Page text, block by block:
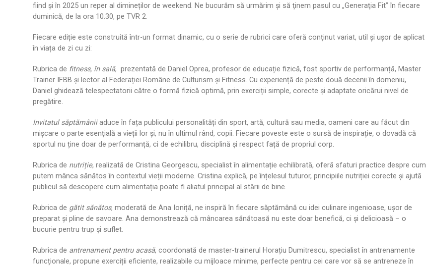
fiind şi în 2025 un reper al dimineților de weekend. Ne bucurăm să urmărim şi să ţinem pasul cu „Generaţia Fit” în fiecare
duminică, de la ora 10.30, pe TVR 2.
Fiecare ediție este construită într-un format dinamic, cu o serie de rubrici care oferă conținut variat, util și ușor de aplicat
în viața de zi cu zi:
Rubrica de fitness, în sală, prezentată de Daniel Oprea, profesor de educație fizică, fost sportiv de performanță, Master
Trainer IFBB și lector al Federației Române de Culturism și Fitness. Cu experiență de peste două decenii în domeniu,
Daniel ghidează telespectatorii către o formă fizică optimă, prin exerciții simple, corecte și adaptate oricărui nivel de
pregătire.
Invitatul săptămâniiaduce în fața publicului personalități din sport, artă, cultură sau media, oameni care au făcut din
mișcare o parte esențială a vieții lor şi, nu în ultimul rând, copii. Fiecare poveste este o sursă de inspirație, o dovadă că
sportul nu ține doar de performanță, ci de echilibru, disciplină și respect față de propriul corp.
Rubrica de nutriție, realizată de Cristina Georgescu, specialist în alimentație echilibrată, oferă sfaturi practice despre cum
putem mânca sănătos în contextul vieții moderne. Cristina explică, pe înțelesul tuturor, principiile nutriției corecte și ajută
publicul să descopere cum alimentația poate fi aliatul principal al stării de bine.
Rubrica de gătit sănătos, moderată de Ana Ioniță, ne inspiră în fiecare săptămână cu idei culinare ingenioase, ușor de
preparat și pline de savoare. Ana demonstrează că mâncarea sănătoasă nu este doar benefică, ci și delicioasă – o
bucurie pentru trup și suflet.
Rubrica de antrenament pentru acasă, coordonată de master-trainerul Horațiu Dumitrescu, specialist în antrenamente
funcționale, propune exerciții eficiente, realizabile cu mijloace minime, perfecte pentru cei care vor să se antreneze în